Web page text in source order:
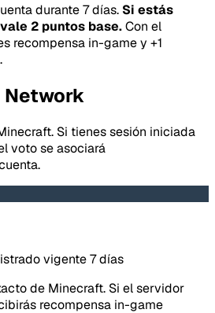
durante 7 días. Si estás
2 puntos base.Con el
recompensa in-game y +1
Network
Si tienes sesión iniciada
voto se asociará
vigente 7 días
de Minecraft. Si el servidor
recompensa in-game